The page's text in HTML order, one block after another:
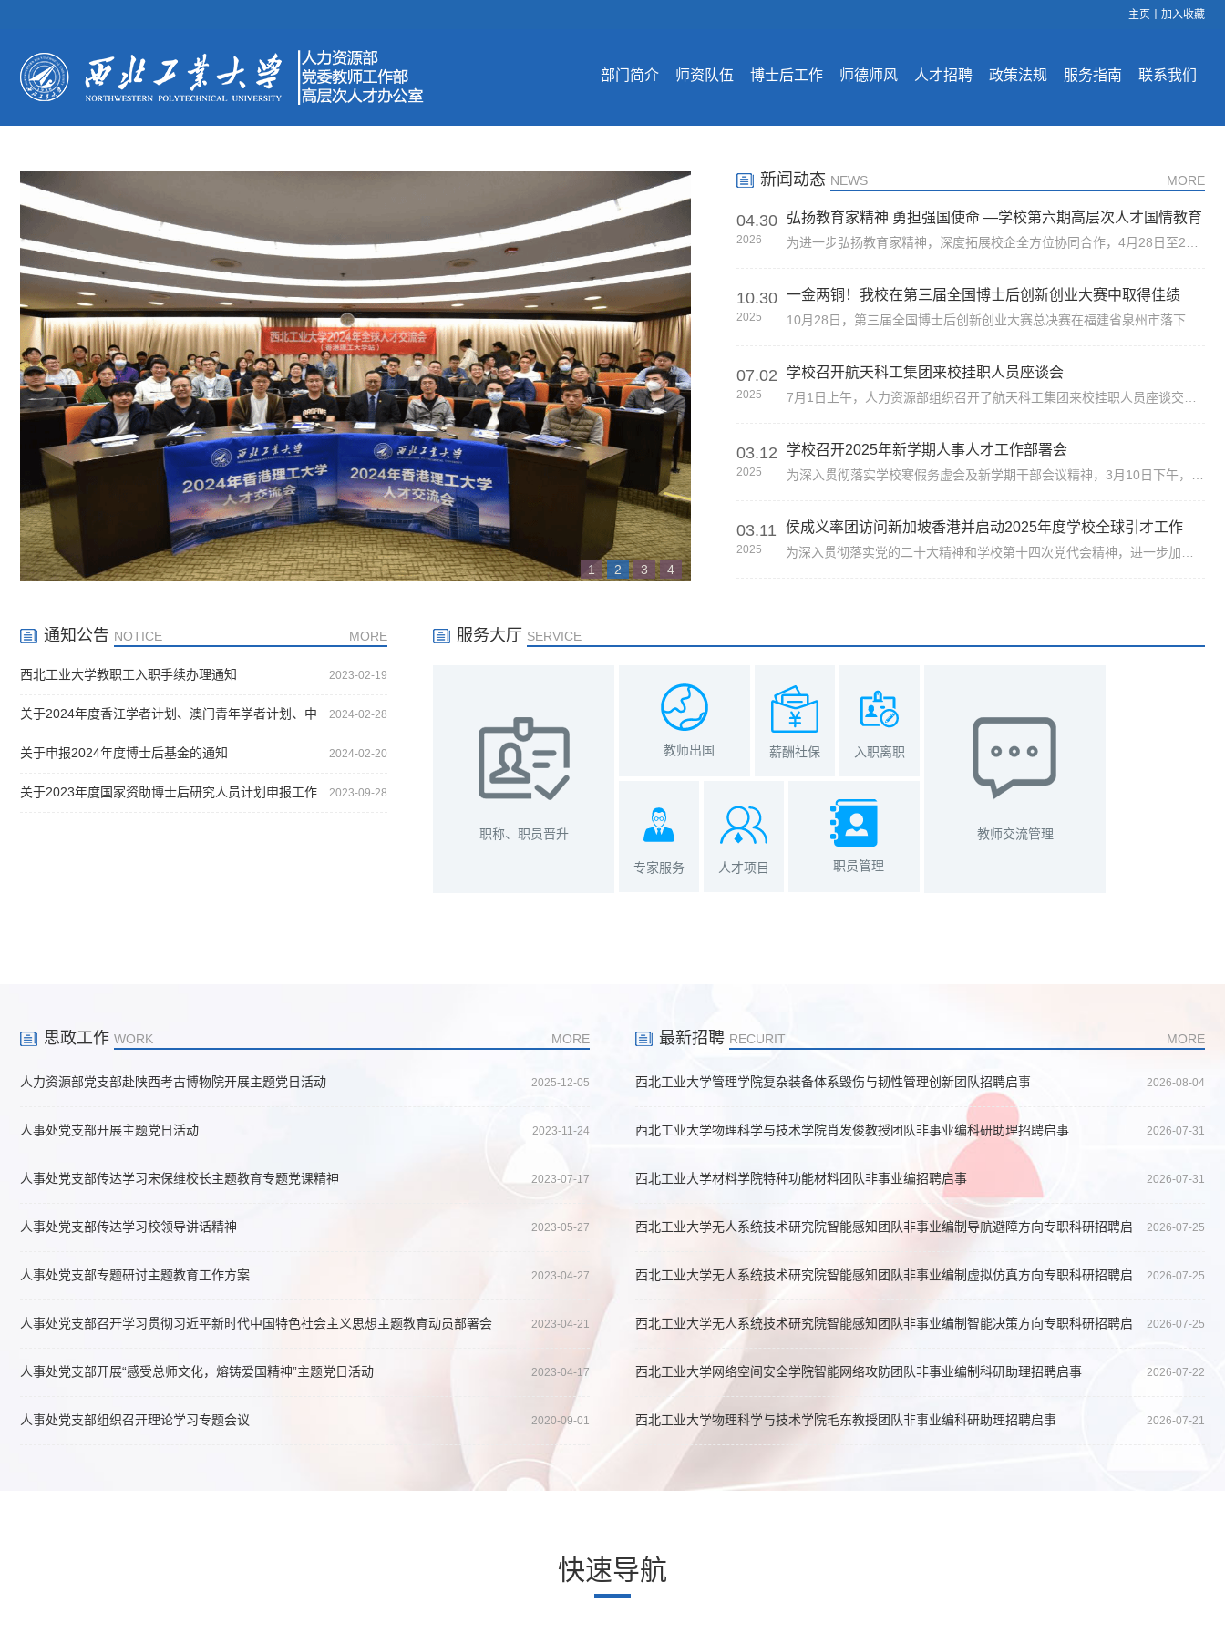
主页 加入收藏
部门简介 师资队伍 博士后工作 师德师风 人才招聘 政策法规 服务指南 联系我们
1 2 3 4
新闻动态 MORE
NEWS
04.30
2026
弘扬教育家精神 勇担强国使命 —学校第六期高层次人才国情教育
研修班在汉中顺利举办
10.30
2025
一金两铜！我校在第三届全国博士后创新创业大赛中取得佳绩
10月28日，第三届全国博士后创新创业大赛总决赛在福建省泉州市落下帷幕。我校共有4个项目团队入围总决赛，经过激烈角逐比拼，杨德雨、孙延栋和陆宏湜为代表的3个项目团队脱颖而出，获得1个金奖、2个铜奖，这也是我校首次在该项全国性高水平赛事中斩获金奖。本届全国博士后创新创业大赛是我国规模最大、层次最高、覆盖面最广的博士后赛事，由人力资源社会保障部、福建省人民政府共同主办。本届大赛以“博创引领四十载 智汇赋能向...
07.02
2025
学校召开航天科工集团来校挂职人员座谈会
03.12
2025
学校召开2025年新学期人事人才工作部署会
03.11
2025
侯成义率团访问新加坡香港并启动2025年度学校全球引才工作
通知公告 MORE
NOTICE
2023-02-19
西北工业大学教职工入职手续办理通知
2024-02-28
关于2024年度香江学者计划、澳门青年学者计划、中
申报的通知
2024-02-20
关于申报2024年度博士后基金的通知
2023-09-28
关于2023年度国家资助博士后研究人员计划申报工作
服务大厅 SERVICE
职称、职员晋升
教师出国 薪酬社保 入职离职
专家服务 人才项目 职员管理
教师交流管理
思政工作 MORE
WORK
2025-12-05
人力资源部党支部赴陕西考古博物院开展主题党日活动
2023-11-24
人事处党支部开展主题党日活动
2023-07-17
人事处党支部传达学习宋保维校长主题教育专题党课精神
2023-05-27
人事处党支部传达学习校领导讲话精神
2023-04-27
人事处党支部专题研讨主题教育工作方案
2023-04-21
人事处党支部召开学习贯彻习近平新时代中国特色社会主义思想主题教育动员部署会
2023-04-17
人事处党支部开展“感受总师文化，熔铸爱国精神”主题党日活动
2020-09-01
人事处党支部组织召开理论学习专题会议
最新招聘 MORE
RECURIT
2026-08-04
西北工业大学管理学院复杂装备体系毁伤与韧性管理创新团队招聘启事
2026-07-31
西北工业大学物理科学与技术学院肖发俊教授团队非事业编科研助理招聘启事
2026-07-31
西北工业大学材料学院特种功能材料团队非事业编招聘启事
2026-07-25
西北工业大学无人系统技术研究院智能感知团队非事业编制导航避障方向专职科研招聘启
2026-07-25
西北工业大学无人系统技术研究院智能感知团队非事业编制虚拟仿真方向专职科研招聘启
2026-07-25
西北工业大学无人系统技术研究院智能感知团队非事业编制智能决策方向专职科研招聘启
2026-07-22
西北工业大学网络空间安全学院智能网络攻防团队非事业编制科研助理招聘启事
2026-07-21
西北工业大学物理科学与技术学院毛东教授团队非事业编科研助理招聘启事
快速导航